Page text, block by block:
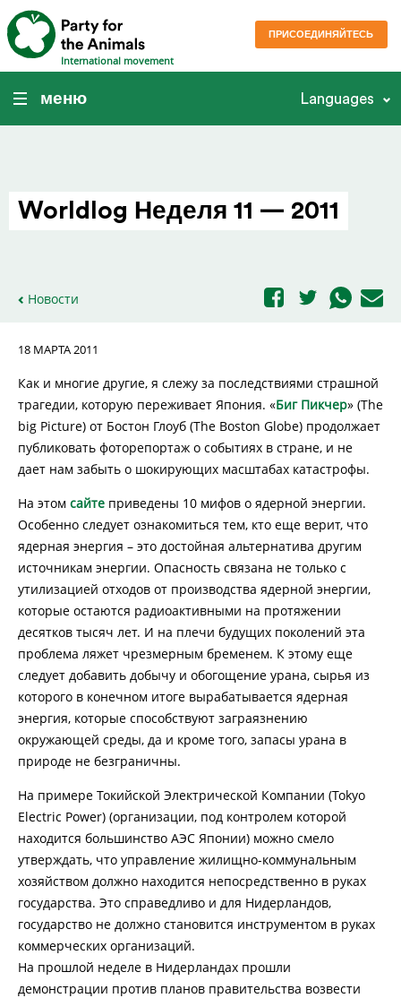
International movement
ПРИСОЕДИНЯЙТЕСЬ
меню Languages
Worldlog Неделя 11 — 2011
Новости
18 МАРТА 2011
Как и многие другие, я слежу за последствиями страшной
трагедии, которую переживает Япония. «Биг Пикчер» (The
big Picture) от Бостон Глоуб (The Boston Globe) продолжает
публиковать фоторепортаж о событиях в стране, и не
дает нам забыть о шокирующих масштабах катастрофы.
На этом сайте приведены 10 мифов о ядерной энергии.
Особенно следует ознакомиться тем, кто еще верит, что
ядерная энергия – это достойная альтернатива другим
источникам энергии. Опасность связана не только с
утилизацией отходов от производства ядерной энергии,
которые остаются радиоактивными на протяжении
десятков тысяч лет. И на плечи будущих поколений эта
проблема ляжет чрезмерным бременем. К этому еще
следует добавить добычу и обогощение урана, сырья из
которого в конечном итоге вырабатывается ядерная
энергия, которые способствуют заграязнению
окружающей среды, да и кроме того, запасы урана в
природе не безграничны.
На примере Токийской Электрической Компании (Tokyo
Electric Power) (организации, под контролем которой
находится большинство АЭС Японии) можно смело
утверждать, что управление жилищно-коммунальным
хозяйством должно находится непосредственно в руках
государства. Это справедливо и для Нидерландов,
государство не должно становится инструментом в руках
коммерческих организаций.
На прошлой неделе в Нидерландах прошли
демонстрации против планов правительства возвести